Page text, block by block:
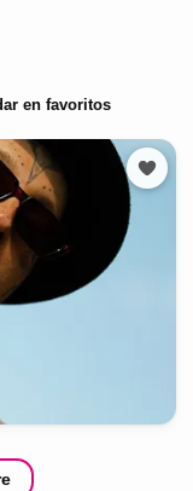
en favoritos